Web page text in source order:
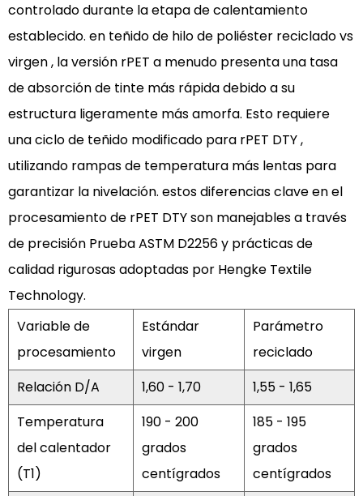
controlado durante la etapa de calentamiento
establecido. en teñido de hilo de poliéster reciclado vs
virgen, la versión rPET a menudo presenta una tasa
de absorción de tinte más rápida debido a su
estructura ligeramente más amorfa. Esto requiere
unaciclo de teñido modificado para rPET DTY,
utilizando rampas de temperatura más lentas para
garantizar la nivelación. estosdiferencias clave en el
procesamiento de rPET DTYson manejables a través
de precisión Prueba ASTM D2256y prácticas de
calidad rigurosas adoptadas por Hengke Textile
Technology.
Variable de
procesamiento
Estándar
virgen
Parámetro
reciclado
Relación D/A
1,60 - 1,70
1,55 - 1,65
Temperatura
del calentador
(T1)
190 - 200
grados
centígrados
185 - 195
grados
centígrados